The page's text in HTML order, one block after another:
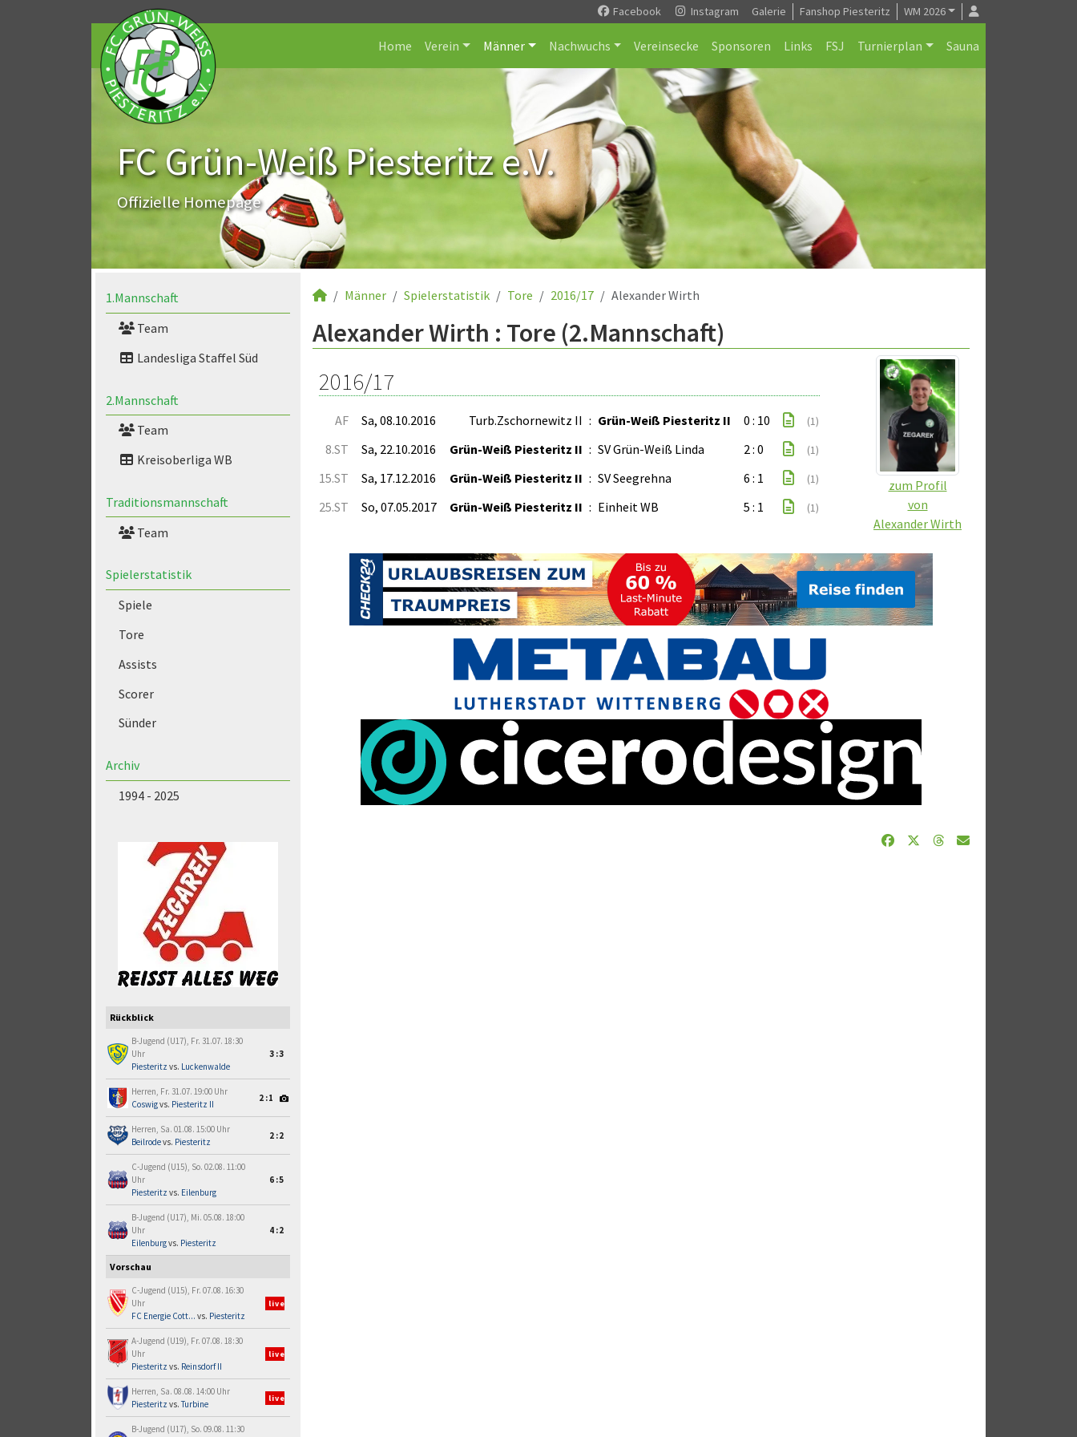
Facebook Instagram Galerie Fanshop Piesteritz WM 2026
Home Verein Männer Nachwuchs Vereinsecke Sponsoren Links FSJ Turnierplan Sauna
FC Grün-Weiß Piesteritz e.V.
Offizielle Homepage
1.Mannschaft
Team
Landesliga Staffel Süd
2.Mannschaft
Team
Kreisoberliga WB
Traditionsmannschaft
Team
Spielerstatistik
Spiele
Tore
Assists
Scorer
Sünder
Archiv
1994 - 2025
Rückblick
B-Jugend (U17), Fr. 31.07. 18:30
Uhr
Piesteritz vs. Luckenwalde
3:3
Herren, Fr. 31.07. 19:00 Uhr
Coswigvs. Piesteritz II
2:1
Herren, Sa. 01.08. 15:00 Uhr
Beilrodevs. Piesteritz
2:2
C-Jugend (U15), So. 02.08. 11:00
Uhr
Piesteritz vs. Eilenburg
6:5
B-Jugend (U17), Mi. 05.08. 18:00
Uhr
Eilenburgvs. Piesteritz
4:2
Vorschau
C-Jugend (U15), Fr. 07.08. 16:30
Uhr
FC Energie Cott... vs. Piesteritz
live
A-Jugend (U19), Fr. 07.08. 18:30
Uhr
Piesteritz vs. Reinsdorf II
live
Herren, Sa. 08.08. 14:00 Uhr
Piesteritz vs.Turbine
live
B-Jugend (U17), So. 09.08. 11:30
Männer Spielerstatistik Tore 2016/17 Alexander Wirth
Alexander Wirth : Tore (2.Mannschaft)
zum Profil
von
Alexander Wirth
2016/17
AF Sa, 08.10.2016 Turb.Zschornewitz II : Grün-Weiß Piesteritz II 0 : 10 (1)
8.ST Sa, 22.10.2016 Grün-Weiß Piesteritz II : SV Grün-Weiß Linda 2 : 0 (1)
15.ST Sa, 17.12.2016 Grün-Weiß Piesteritz II : SV Seegrehna 6 : 1 (1)
25.ST So, 07.05.2017 Grün-Weiß Piesteritz II : Einheit WB 5 : 1 (1)